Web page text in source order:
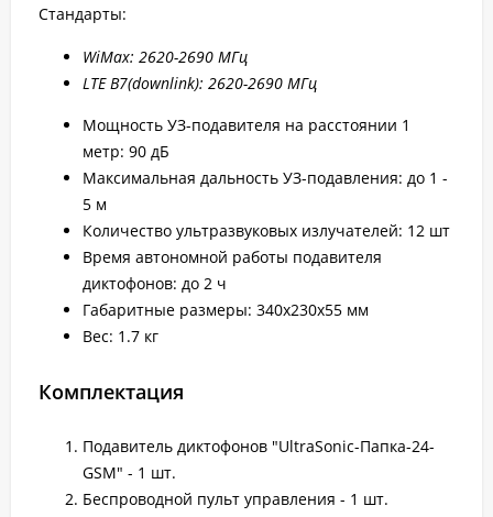
Стандарты:
WiMax: 2620-2690 МГц
LTE B7(downlink): 2620-2690 МГц
Мощность УЗ-подавителя на расстоянии 1
метр: 90 дБ
Максимальная дальность УЗ-подавления: до 1 -
5 м
Количество ультразвуковых излучателей: 12 шт
Время автономной работы подавителя
диктофонов: до 2 ч
Габаритные размеры: 340x230x55 мм
Вес: 1.7 кг
Комплектация
Подавитель диктофонов "UltraSonic-Папка-24-
GSM" - 1 шт.
Беспроводной пульт управления - 1 шт.